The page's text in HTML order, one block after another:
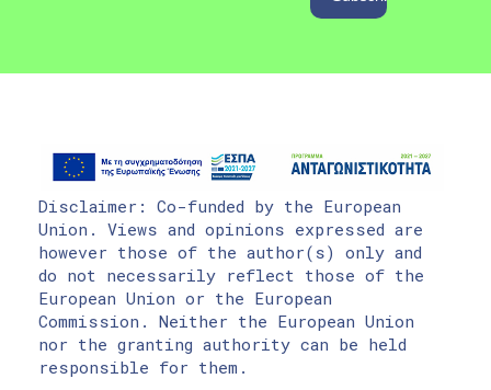
Disclaimer: Co-funded by the European
Union. Views and opinions expressed are
however those of the author(s) only and
do not necessarily reflect those of the
European Union or the European
Commission. Neither the European Union
nor the granting authority can be held
responsible for them.